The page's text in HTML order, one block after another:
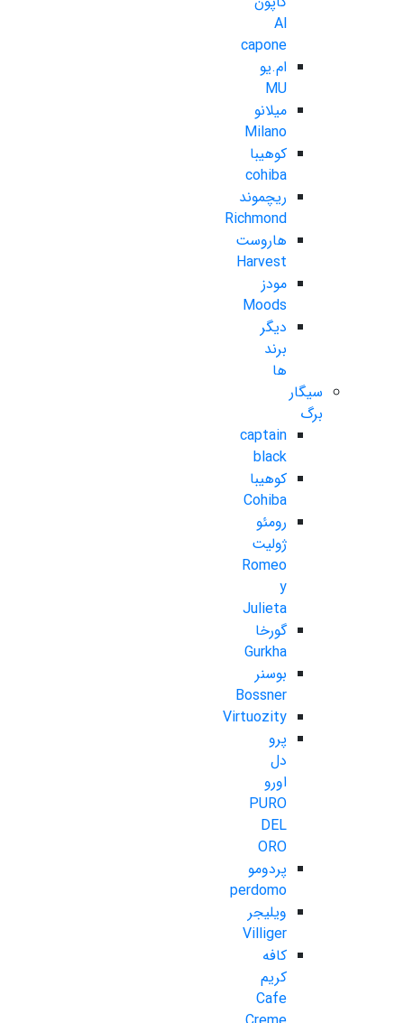
Al
capone
ام.یو
MU
میلانو
Milano
کوهیبا
cohiba
ریچموند
Richmond
هاروست
Harvest
مودز
Moods
دیگر
برند
ها
سیگار
برگ
captain
black
کوهیبا
Cohiba
رومئو
ژولیت
Romeo
y
Julieta
گورخا
Gurkha
بوسنر
Bossner
Virtuozity
پرو
دل
اورو
PURO
DEL
ORO
پردومو
perdomo
ویلیجر
Villiger
کافه
کریم
Cafe